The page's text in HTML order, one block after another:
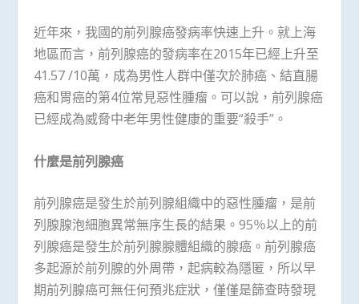
近年來，我國的前列腺癌發病率快速上升。就上海
地區而言，前列腺癌的發病率在2015年已經上升至
41.57 /10萬，成為男性人群中僅次於肺癌、結直腸
癌和胃癌的第4位常見惡性腫瘤。可以說，前列腺癌
已經成為威脅中老年男性健康的重要“殺手”。
什麼是前列腺癌
前列腺癌是發生於前列腺組織中的惡性腫瘤，是前
列腺腺泡細胞異常無序生長的結果。95％以上的前
列腺癌是發生於前列腺腺體組織的腺癌。前列腺癌
多起源於前列腺的外周帶，起病較為隱匿，所以早
期前列腺癌可無任何預兆症狀，僅僅是篩查時發現